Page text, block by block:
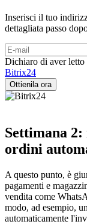
Inserisci il tuo
dettagliata passo
Dichiaro di aver letto
Bitrix24
Settimana
ordini
A questo punto, è
pagamenti e
vendita come
modo, ad esempio,
automaticamente